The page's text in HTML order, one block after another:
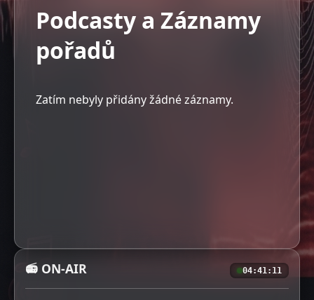
📻 ON-AIR 04:41:12
Podcasty a Záznamy
pořadů
Zatím nebyly přidány žádné záznamy.